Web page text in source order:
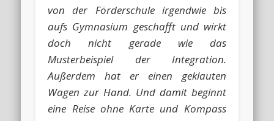
von der Förderschule irgendwie bis
aufs Gymnasium geschafft und wirkt
doch nicht gerade wie das
Musterbeispiel der Integration.
Außerdem hat er einen geklauten
Wagen zur Hand. Und damit beginnt
eine Reise ohne Karte und Kompass